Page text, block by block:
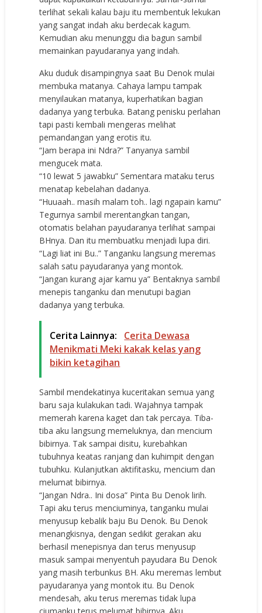
terlihat sekali kalau baju itu membentuk lekukan
yang sangat indah aku berdecak kagum.
Kemudian aku menunggu dia bagun sambil
memainkan payudaranya yang indah.
Aku duduk disampingnya saat Bu Denok mulai
membuka matanya. Cahaya lampu tampak
menyilaukan matanya, kuperhatikan bagian
dadanya yang terbuka. Batang penisku perlahan
tapi pasti kembali mengeras melihat
pemandangan yang erotis itu.
“Jam berapa ini Ndra?” Tanyanya sambil
mengucek mata.
“10 lewat 5 jawabku” Sementara mataku terus
menatap kebelahan dadanya.
“Huuaah.. masih malam toh.. lagi ngapain kamu”
Tegurnya sambil merentangkan tangan,
otomatis belahan payudaranya terlihat sampai
BHnya. Dan itu membuatku menjadi lupa diri.
“Lagi liat ini Bu..” Tanganku langsung meremas
salah satu payudaranya yang montok.
“Jangan kurang ajar kamu ya” Bentaknya sambil
menepis tanganku dan menutupi bagian
dadanya yang terbuka.
Cerita Lainnya:
Cerita Dewasa
Menikmati Meki kakak kelas yang
bikin ketagihan
Sambil mendekatinya kuceritakan semua yang
baru saja kulakukan tadi. Wajahnya tampak
memerah karena kaget dan tak percaya. Tiba-
tiba aku langsung memeluknya, dan mencium
bibirnya. Tak sampai disitu, kurebahkan
tubuhnya keatas ranjang dan kuhimpit dengan
tubuhku. Kulanjutkan aktifitasku, mencium dan
melumat bibirnya.
“Jangan Ndra.. Ini dosa” Pinta Bu Denok lirih.
Tapi aku terus menciuminya, tanganku mulai
menyusup kebalik baju Bu Denok. Bu Denok
menangkisnya, dengan sedikit gerakan aku
berhasil menepisnya dan terus menyusup
masuk sampai menyentuh payudara Bu Denok
yang masih terbunkus BH. Aku meremas lembut
payudaranya yang montok itu. Bu Denok
mendesah, aku terus meremas tidak lupa
ciumanku terus melumat bibirnya. Aku